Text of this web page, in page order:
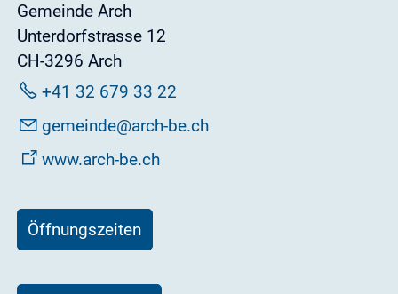
Gemeinde Arch
Unterdorfstrasse 12
CH-3296 Arch
+41 32 679 33 22
g m nd rch-b
ch
www.arch-be.ch
Öffnungszeiten